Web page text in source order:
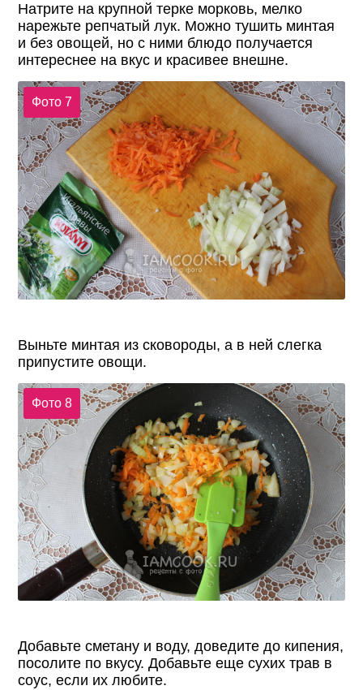
Натрите на крупной терке морковь, мелко
нарежьте репчатый лук. Можно тушить минтая
и без овощей, но с ними блюдо получается
интереснее на вкус и красивее внешне.
Фото 7
Выньте минтая из сковороды, а в ней слегка
припустите овощи.
Фото 8
Добавьте сметану и воду, доведите до кипения,
посолите по вкусу. Добавьте еще сухих трав в
соус, если их любите.